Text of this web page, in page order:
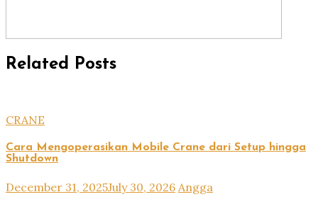
Related Posts
CRANE
Cara Mengoperasikan Mobile Crane dari Setup hingga
Shutdown
December 31, 2025July 30, 2026 Angga